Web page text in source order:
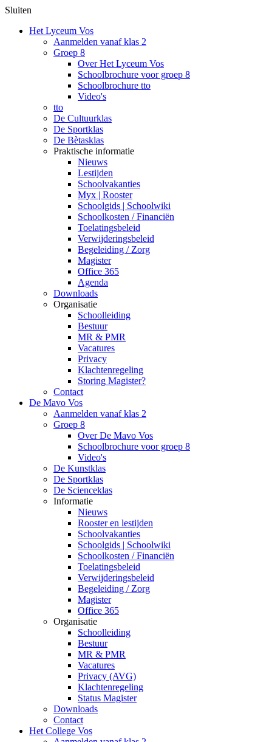
Sluiten
Het Lyceum Vos
Aanmelden vanaf klas 2
Groep 8
Over Het Lyceum Vos
Schoolbrochure voor groep 8
Schoolbrochure tto
Video's
tto
De Cultuurklas
De Sportklas
De Bètasklas
Praktische informatie
Nieuws
Lestijden
Schoolvakanties
Myx | Rooster
Schoolgids | Schoolwiki
Schoolkosten / Financiën
Toelatingsbeleid
Verwijderingsbeleid
Begeleiding / Zorg
Magister
Office 365
Agenda
Downloads
Organisatie
Schoolleiding
Bestuur
MR & PMR
Vacatures
Privacy
Klachtenregeling
Storing Magister?
Contact
De Mavo Vos
Aanmelden vanaf klas 2
Groep 8
Over De Mavo Vos
Schoolbrochure voor groep 8
Video's
De Kunstklas
De Sportklas
De Scienceklas
Informatie
Nieuws
Rooster en lestijden
Schoolvakanties
Schoolgids | Schoolwiki
Schoolkosten / Financiën
Toelatingsbeleid
Verwijderingsbeleid
Begeleiding / Zorg
Magister
Office 365
Organisatie
Schoolleiding
Bestuur
MR & PMR
Vacatures
Privacy (AVG)
Klachtenregeling
Status Magister
Downloads
Contact
Het College Vos